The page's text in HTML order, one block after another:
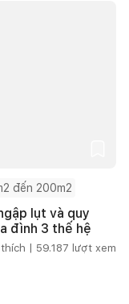
đến 200m2
lụt và quy
đình 3 thế hệ
| 59.187 lượt xem